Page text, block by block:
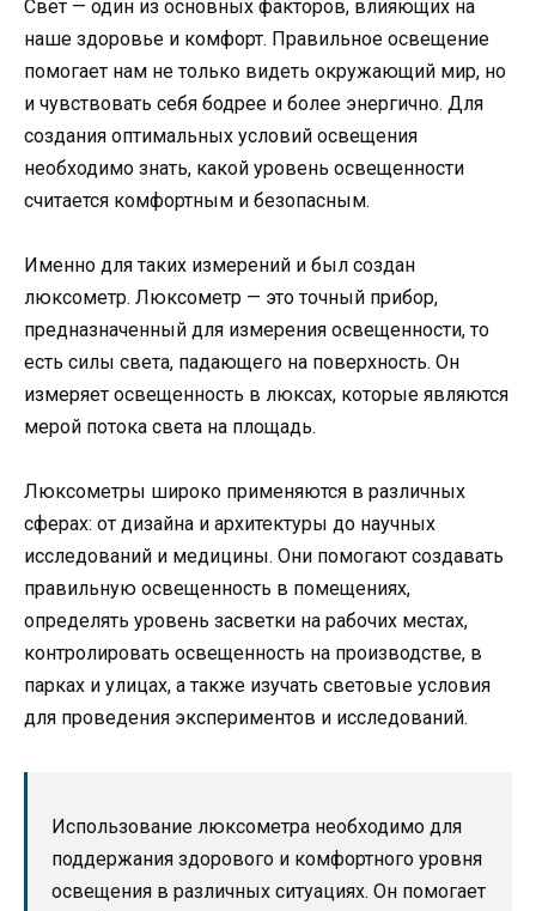
Свет — один из основных факторов, влияющих на
наше здоровье и комфорт. Правильное освещение
помогает нам не только видеть окружающий мир, но
и чувствовать себя бодрее и более энергично. Для
создания оптимальных условий освещения
необходимо знать, какой уровень освещенности
считается комфортным и безопасным.
Именно для таких измерений и был создан
люксометр. Люксометр — это точный прибор,
предназначенный для измерения освещенности, то
есть силы света, падающего на поверхность. Он
измеряет освещенность в люксах, которые являются
мерой потока света на площадь.
Люксометры широко применяются в различных
сферах: от дизайна и архитектуры до научных
исследований и медицины. Они помогают создавать
правильную освещенность в помещениях,
определять уровень засветки на рабочих местах,
контролировать освещенность на производстве, в
парках и улицах, а также изучать световые условия
для проведения экспериментов и исследований.
Использование люксометра необходимо для
поддержания здорового и комфортного уровня
освещения в различных ситуациях. Он помогает